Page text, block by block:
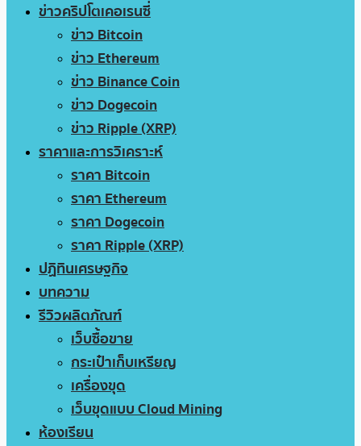
ข่าวคริปโตเคอเรนซี่
ข่าว Bitcoin
ข่าว Ethereum
ข่าว Binance Coin
ข่าว Dogecoin
ข่าว Ripple (XRP)
ราคาและการวิเคราะห์
ราคา Bitcoin
ราคา Ethereum
ราคา Dogecoin
ราคา Ripple (XRP)
ปฏิทินเศรษฐกิจ
บทความ
รีวิวผลิตภัณฑ์
เว็บซื้อขาย
กระเป๋าเก็บเหรียญ
เครื่องขุด
เว็บขุดแบบ Cloud Mining
ห้องเรียน